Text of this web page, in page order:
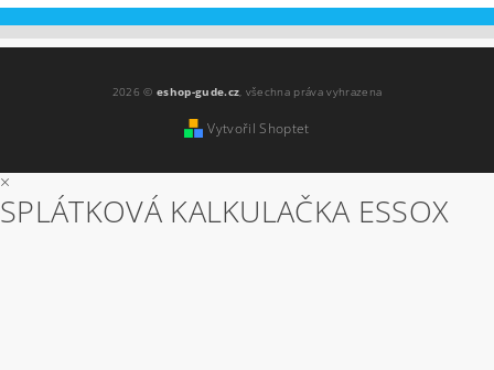
2026 ©eshop-gude.cz, všechna práva vyhrazena
Vytvořil Shoptet
×
SPLÁTKOVÁ KALKULAČKA ESSOX